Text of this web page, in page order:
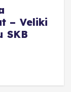
– Veliki
SKB